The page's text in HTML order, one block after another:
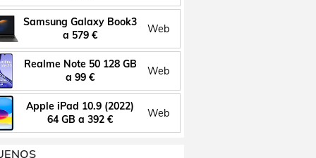
Samsung Galaxy Book3
a 579 €
Web
Realme Note 50 128 GB
a 99 €
Web
Apple iPad 10.9 (2022)
64 GB a 392 €
Web